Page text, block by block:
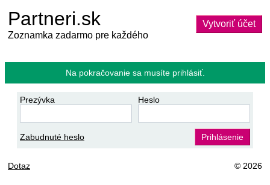
Partneri.sk
Zoznamka zadarmo pre každého
Vytvoriť účet
Na pokračovanie sa musíte prihlásiť.
Prezývka Heslo
Zabudnuté heslo Prihlásenie
Dotaz © 2026